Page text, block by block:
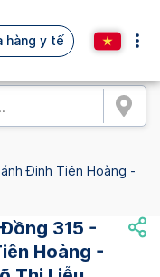
hàng y tế
Đinh Tiên Hoàng -
315 -
Hoàng -